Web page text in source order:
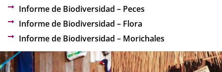
Informe de Biodiversidad – Peces
Informe de Biodiversidad – Flora
Informe de Biodiversidad – Morichales